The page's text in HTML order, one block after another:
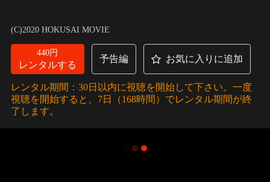
バル達にも完璧に打ちのめされ、先を越されてしまう。“俺はなぜ
絵を描いているんだ？何を描きたいんだ？”もがき苦しみ…。
(C)2020 HOKUSAI MOVIE
440円
レンタルする
予告編 お気に入りに追加
レンタル期間：30日以内に視聴を開始して下さい。一度
視聴を開始すると、7日（168時間）でレンタル期間が終
了します。